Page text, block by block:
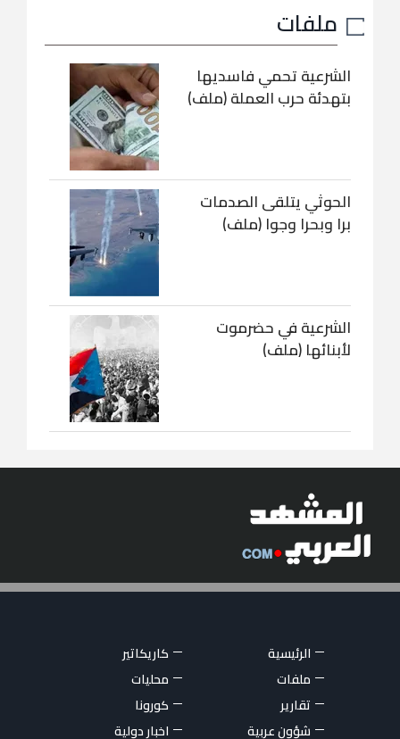
ملفات
الشرعية تحمي فاسديها
بتهدئة حرب العملة (ملف)
الحوثي يتلقى الصدمات
برا وبحرا وجوا (ملف)
الشرعية في حضرموت
لأبنائها (ملف)
الرئيسية
كاريكاتير
ملفات
محليات
تقارير
كورونا
شؤون عربية
اخبار دولية